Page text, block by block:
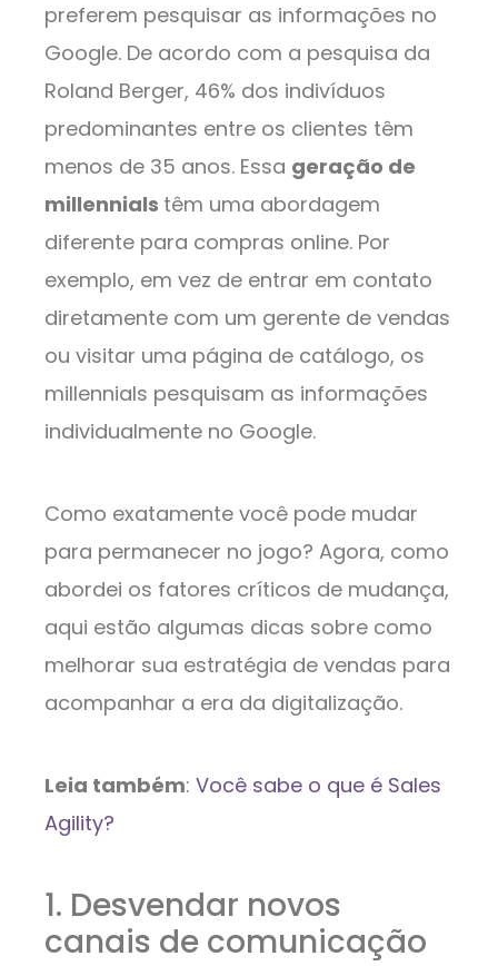
preferem pesquisar as informações no
Google. De acordo com a pesquisa da
Roland Berger, 46% dos indivíduos
predominantes entre os clientes têm
menos de 35 anos. Essa geração de
millennials têm uma abordagem
diferente para compras online. Por
exemplo, em vez de entrar em contato
diretamente com um gerente de vendas
ou visitar uma página de catálogo, os
millennials pesquisam as informações
individualmente no Google.
Como exatamente você pode mudar
para permanecer no jogo? Agora, como
abordei os fatores críticos de mudança,
aqui estão algumas dicas sobre como
melhorar sua estratégia de vendas para
acompanhar a era da digitalização.
Leia também: Você sabe o que é Sales
Agility?
1. Desvendar novos
canais de comunicação